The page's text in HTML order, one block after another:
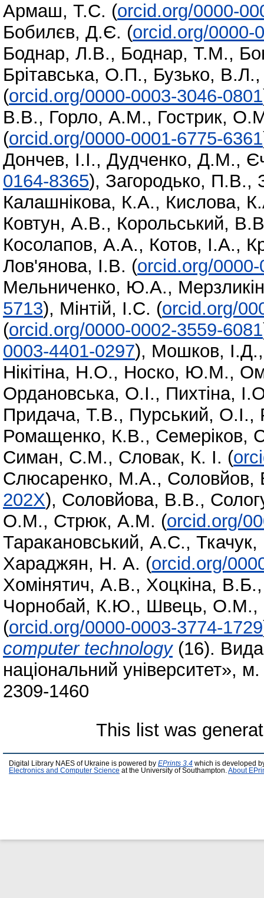
Армаш, Т.С. (orcid.org/0000-
Бобилєв, Д.Є. (orcid.org/0000-
Боднар, Л.В., Боднар, Т.М.,
Брітавська, О.П., Бузько, В.Л.
(orcid.org/0000-0003-3046-0801
В.В., Горло, А.М., Гострик,
(orcid.org/0000-0001-6775-6361
Дончев, І.І., Дудченко, Д.М.,
0164-8365), Загородько, П.В.,
Калашнікова, К.А., Кислова,
Ковтун, А.В., Корольський,
Косолапов, А.А., Котов, І.А.,
Лов'янова, І.В. (orcid.org/
Мельниченко, Ю.А.,
5713), Мінтій, І.С. (orcid.org/
(orcid.org/0000-0002-3559-6081
0003-4401-0297), Мошков, І.Д.
Нікітіна, Н.О., Носко, Ю.М.,
Ордановська, О.І., Пихтіна,
Придача, Т.В., Пурський, О.І.,
Ромащенко, К.В., Семеріков,
Симан, С.М., Словак, К. І. (
Слюсаренко, М.А.,
202X), Соловйова, В.В.,
О.М., Стрюк, А.М. (orcid.org/
Таракановський, А.С.,
Хараджян, Н. А. (orcid.org/
Хомінятич, А.В., Хоцкіна, В.Б.
Чорнобай, К.Ю., Швець, О.М.,
(orcid.org/0000-0003-3774-1729
computer technology(16).
національний університет»,
2309-1460
This list was
Digital Library NAES of Ukraine is powered by EPrints 3.4 which is developed
Electronics and Computer Science at the University of Southampton. About